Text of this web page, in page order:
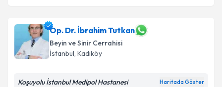
Op. Dr. İbrahim Tutkan
Beyin ve Sinir Cerrahisi
İstanbul, Kadıköy
Koşuyolu İstanbul Medipol Hastanesi Haritada Göster